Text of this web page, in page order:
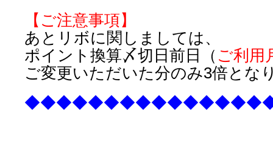
【ご注意事項】
あとリボに関しましては、
ポイント換算〆切日前日（ ご利用
ご変更いただいた分のみ3倍とな